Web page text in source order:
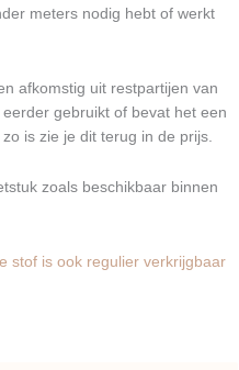
meters nodig hebt of werkt
afkomstig uit restpartijen van
gebruikt of bevat het een
is zie je dit terug in de prijs.
zoals beschikbaar binnen
stof is ook regulier verkrijgbaar